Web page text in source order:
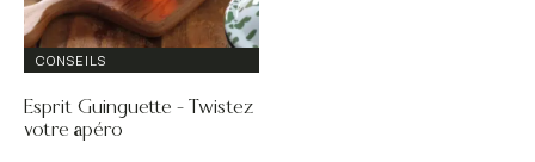
CONSEILS
Esprit Guinguette – Twistez
votre apéro